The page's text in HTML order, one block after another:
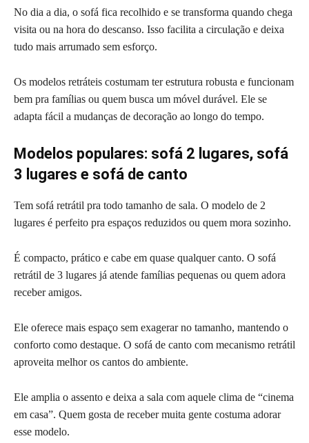
No dia a dia, o sofá fica recolhido e se transforma quando chega
visita ou na hora do descanso. Isso facilita a circulação e deixa
tudo mais arrumado sem esforço.
Os modelos retráteis costumam ter estrutura robusta e funcionam
bem pra famílias ou quem busca um móvel durável. Ele se
adapta fácil a mudanças de decoração ao longo do tempo.
Modelos populares: sofá 2 lugares, sofá
3 lugares e sofá de canto
Tem sofá retrátil pra todo tamanho de sala. O modelo de 2
lugares é perfeito pra espaços reduzidos ou quem mora sozinho.
É compacto, prático e cabe em quase qualquer canto. O sofá
retrátil de 3 lugares já atende famílias pequenas ou quem adora
receber amigos.
Ele oferece mais espaço sem exagerar no tamanho, mantendo o
conforto como destaque. O sofá de canto com mecanismo retrátil
aproveita melhor os cantos do ambiente.
Ele amplia o assento e deixa a sala com aquele clima de “cinema
em casa”. Quem gosta de receber muita gente costuma adorar
esse modelo.